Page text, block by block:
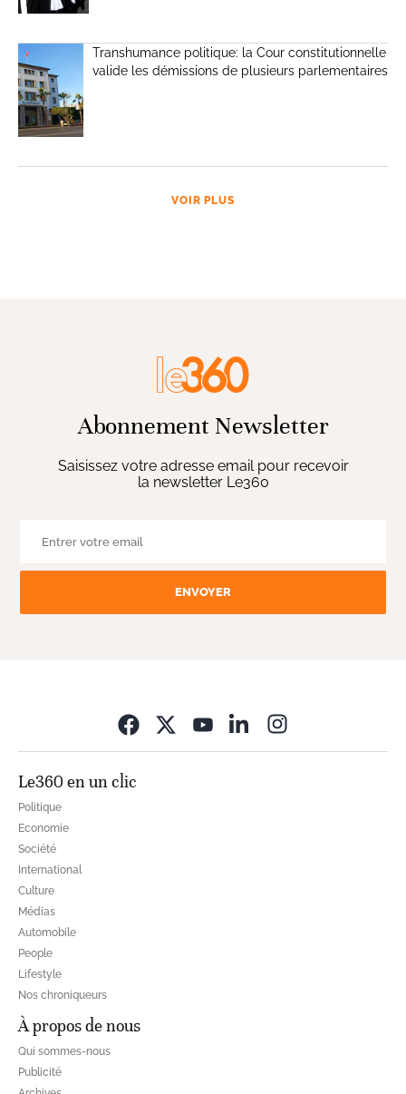
Transhumance politique: la Cour constitutionnelle
valide les démissions de plusieurs parlementaires
VOIR PLUS
Abonnement Newsletter
Saisissez votre adresse email pour recevoir
la newsletter Le360
ENVOYER
Le360 en un clic
Politique
Economie
Société
International
Culture
Médias
Automobile
People
Lifestyle
Nos chroniqueurs
À propos de nous
Qui sommes-nous
Publicité